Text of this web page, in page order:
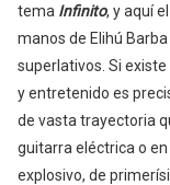
tema Infinito, y aquí
manos de Elihú
superlativos. Si
y entretenido es
de vasta trayectoria
guitarra eléctrica o
explosivo, de